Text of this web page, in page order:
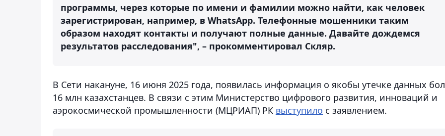
программы, через которые по имени и фамилии можно найти, как человек
зарегистрирован, например, в WhatsApp. Телефонные мошенники таким
образом находят контакты и получают полные данные. Давайте дождемся
результатов расследования", – прокомментировал Скляр.
В Сети накануне, 16 июня 2025 года, появилась информация о якобы утечке данных
16 млн казахстанцев. В связи с этим Министерство цифрового развития, инноваций и
аэрокосмической промышленности (МЦРИАП) РК выступило с заявлением.